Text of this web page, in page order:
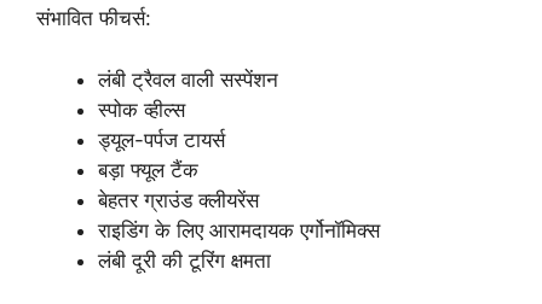
संभावित फीचर्स:
लंबी ट्रैवल वाली सस्पेंशन
स्पोक व्हील्स
ड्यूल-पर्पज टायर्स
बड़ा फ्यूल टैंक
बेहतर ग्राउंड क्लीयरेंस
राइडिंग के लिए आरामदायक एर्गोनॉमिक्स
लंबी दूरी की टूरिंग क्षमता